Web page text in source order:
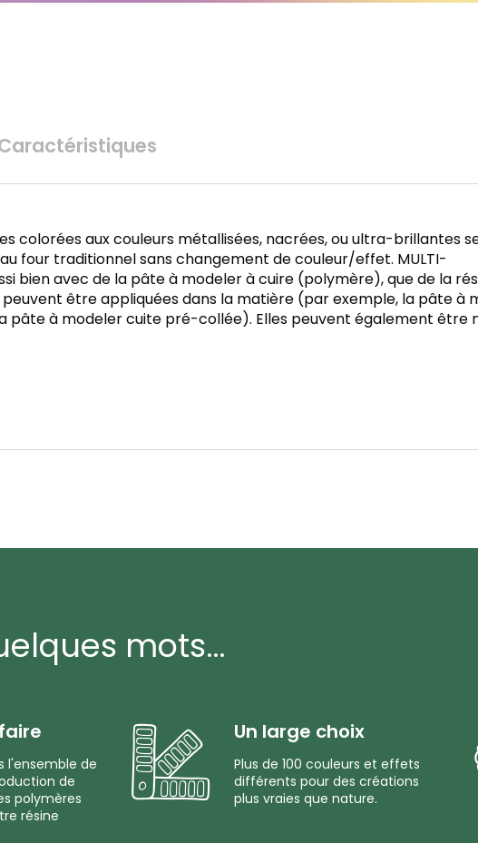
colorées aux couleurs métallisées, nacrées, ou ultra-brillantes
four traditionnel sans changement de couleur/effet. MULTI-
bien avec de la pâte à modeler à cuire (polymère), que de la
être appliquées dans la matière (par exemple, la pâte à
pâte à modeler cuite pré-collée). Elles peuvent également être
mots…
l'ensemble de
de
polymères
résine
Un large choix
Plus de 100 couleurs et effets
différents pour des créations
plus vraies que nature.